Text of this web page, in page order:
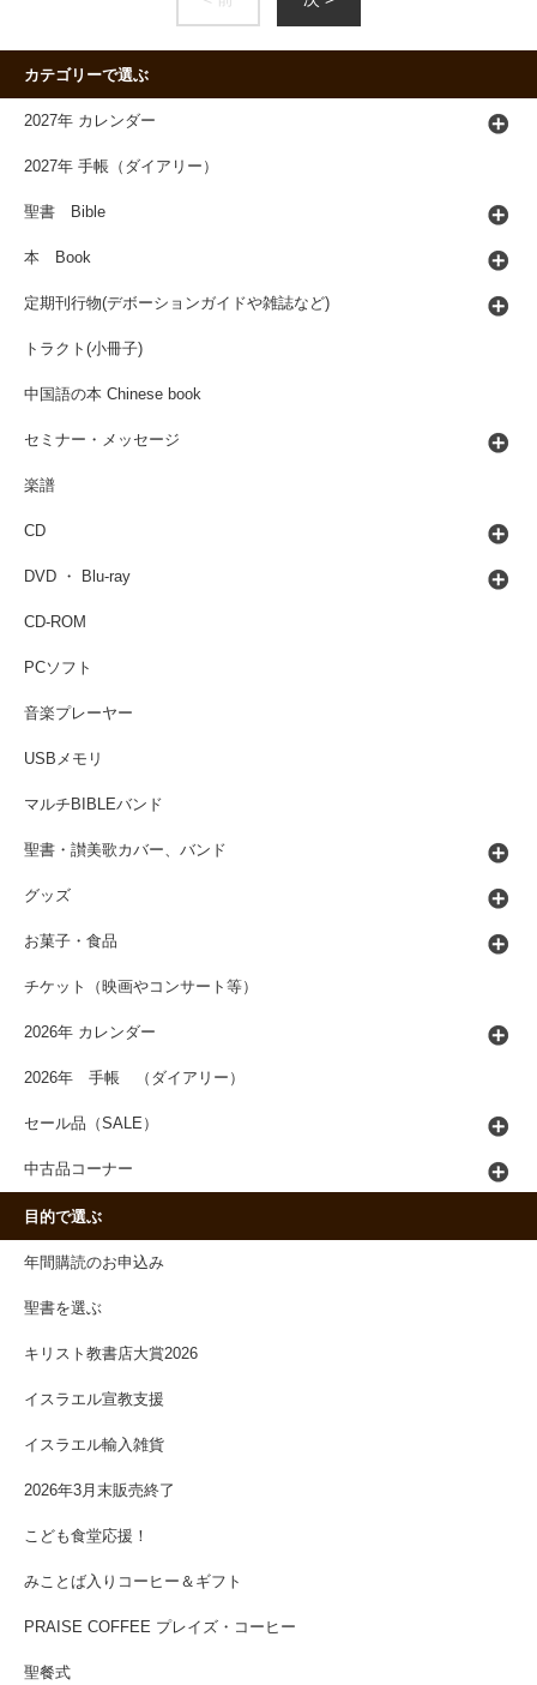
カテゴリーで選ぶ
2027年 カレンダー
2027年 手帳（ダイアリー）
聖書 Bible
本 Book
定期刊行物(デボーションガイドや雑誌など)
トラクト(小冊子)
中国語の本 Chinese book
セミナー・メッセージ
楽譜
CD
DVD ・ Blu-ray
CD-ROM
PCソフト
音楽プレーヤー
USBメモリ
マルチBIBLEバンド
聖書・讃美歌カバー、バンド
グッズ
お菓子・食品
チケット（映画やコンサート等）
2026年 カレンダー
2026年 手帳 （ダイアリー）
セール品（SALE）
中古品コーナー
目的で選ぶ
年間購読のお申込み
聖書を選ぶ
キリスト教書店大賞2026
イスラエル宣教支援
イスラエル輸入雑貨
2026年3月末販売終了
こども食堂応援！
みことば入りコーヒー＆ギフト
PRAISE COFFEE プレイズ・コーヒー
聖餐式